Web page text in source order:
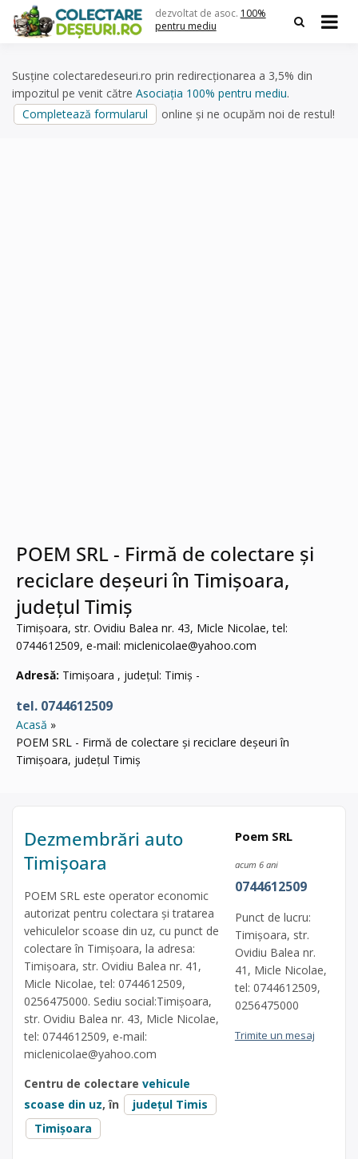
content
dezvoltat de asoc. 100%
pentru mediu
Susține colectaredeseuri.ro prin redirecționarea a 3,5% din
impozitul pe venit către Asociația 100% pentru mediu.
Completează formularul
online și ne ocupăm noi de restul!
POEM SRL - Firmă de colectare și
reciclare deșeuri în Timișoara,
județul Timiș
Timișoara, str. Ovidiu Balea nr. 43, Micle Nicolae, tel:
0744612509, e-mail: miclenicolae@yahoo.com
Adresă: Timișoara , județul: Timiș -
tel. 0744612509
Acasă
POEM SRL - Firmă de colectare și reciclare deșeuri în
Timișoara, județul Timiș
Dezmembrări auto
Timișoara
POEM SRL este operator economic
autorizat pentru colectara și tratarea
vehiculelor scoase din uz, cu punct de
colectare în Timișoara, la adresa:
Timișoara, str. Ovidiu Balea nr. 41,
Micle Nicolae, tel: 0744612509,
0256475000. Sediu social:Timișoara,
str. Ovidiu Balea nr. 43, Micle Nicolae,
tel: 0744612509, e-mail:
miclenicolae@yahoo.com
Centru de colectare vehicule
scoase din uz, în
județul Timis
Timișoara
Poem SRL
acum 6 ani
0744612509
Punct de lucru:
Timișoara, str.
Ovidiu Balea nr.
41, Micle Nicolae,
tel: 0744612509,
0256475000
Trimite un mesaj